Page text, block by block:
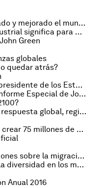
Cómo la inmigración ha cambiado y mejorado el mundo
Lo que la cuarta revolución industrial significa para México
Green
globales
quedar atrás?
Comentario de Joe Biden, vicepresidente de los Estados Unidos
Comentarios de Bienvenida e Informe Especial de Johann N. Schneider-Ammann
El imperativo humanitario: Una respuesta global, regional e industrial
Sesión informativa: ¿Es posible crear 75 millones de emprendedores?
Deseos de prosperidad: Reflexiones sobre la migración y la huida de refugiados a Europa
Sesión informativa: Barreras a la diversidad en los mercados emergentes
Anual 2016